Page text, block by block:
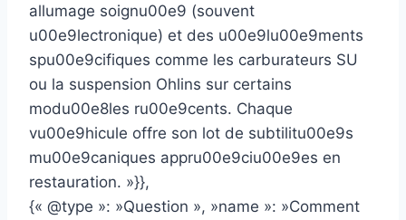
allumage soignu00e9 (souvent
u00e9lectronique) et des u00e9lu00e9ments
spu00e9cifiques comme les carburateurs SU
ou la suspension Ohlins sur certains
modu00e8les ru00e9cents. Chaque
vu00e9hicule offre son lot de subtilitu00e9s
mu00e9caniques appru00e9ciu00e9es en
restauration. »}},
{« @type »: »Question », »name »: »Comment